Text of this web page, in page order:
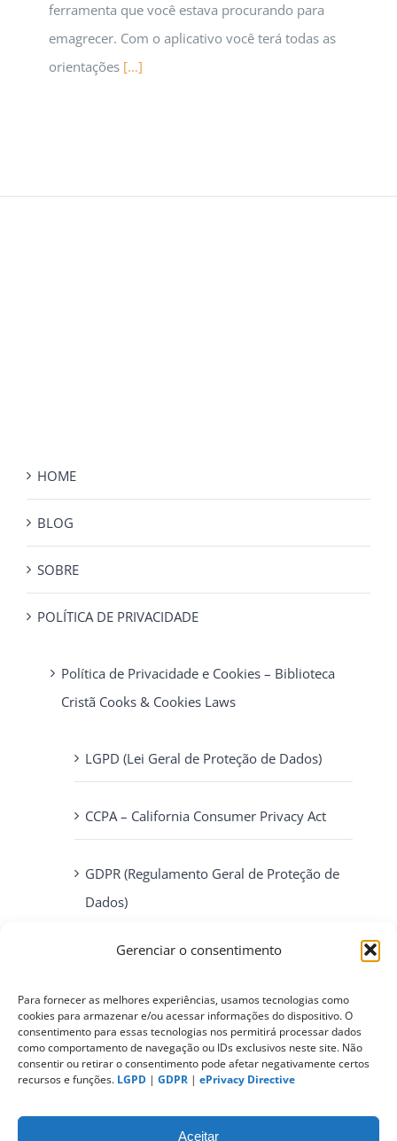
Gerenciar o consentimento
Para fornecer as melhores experiências, usamos tecnologias como
cookies para armazenar e/ou acessar informações do dispositivo. O
consentimento para essas tecnologias nos permitirá processar dados
como comportamento de navegação ou IDs exclusivos neste site. Não
consentir ou retirar o consentimento pode afetar negativamente certos
recursos e funções. LGPD | GDPR | ePrivacy Directive
Aceitar
ferramenta que você estava procurando para
emagrecer. Com o aplicativo você terá todas as
orientações [...]
HOME
BLOG
SOBRE
POLÍTICA DE PRIVACIDADE
Política de Privacidade e Cookies – Biblioteca
Cristã Cooks & Cookies Laws
LGPD (Lei Geral de Proteção de Dados)
CCPA – California Consumer Privacy Act
GDPR (Regulamento Geral de Proteção de
Dados)
ePrivacy Directive (Diretiva ePrivacidade)
PIPEDA (Personal Information Protection
and Electronic Documents Act)